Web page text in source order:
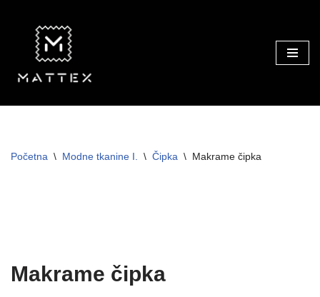
content
Početna \ Modne tkanine I. \ Čipka \ Makrame čipka
Makrame čipka